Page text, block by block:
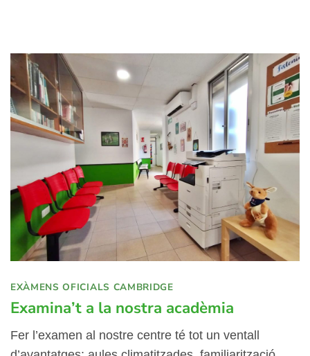
EXÀMENS OFICIALS CAMBRIDGE
Examina’t a la nostra acadèmia
Fer l’examen al nostre centre té tot un ventall